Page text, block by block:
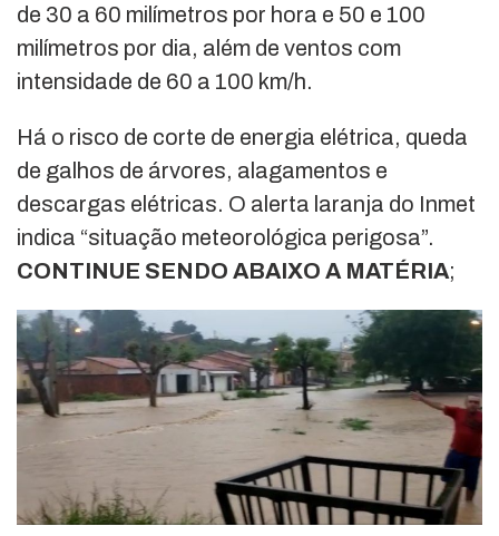
de 30 a 60 milímetros por hora e 50 e 100
milímetros por dia, além de ventos com
intensidade de 60 a 100 km/h.
Há o risco de corte de energia elétrica, queda
de galhos de árvores, alagamentos e
descargas elétricas. O alerta laranja do Inmet
indica “situação meteorológica perigosa”.
CONTINUE SENDO ABAIXO A MATÉRIA;